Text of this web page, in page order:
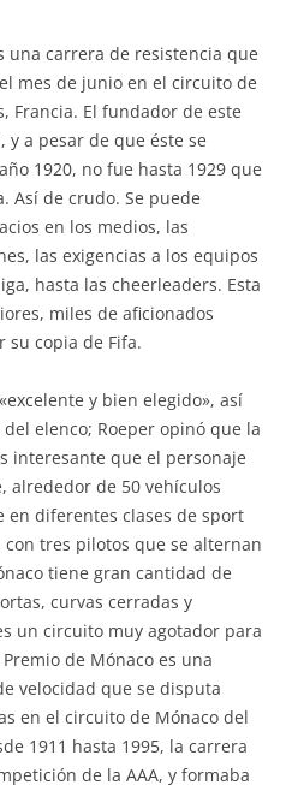
una carrera de resistencia que
mes de junio en el circuito de
Francia. El fundador de este
a pesar de que éste se
1920, no fue hasta 1929 que
Así de crudo. Se puede
en los medios, las
las exigencias a los equipos
hasta las cheerleaders. Esta
miles de aficionados
su copia de Fifa.
y bien elegido», así
elenco; Roeper opinó que la
interesante que el personaje
alrededor de 50 vehículos
diferentes clases de sport
tres pilotos que se alternan
tiene gran cantidad de
curvas cerradas y
un circuito muy agotador para
de Mónaco es una
velocidad que se disputa
en el circuito de Mónaco del
1911 hasta 1995, la carrera
de la AAA, y formaba